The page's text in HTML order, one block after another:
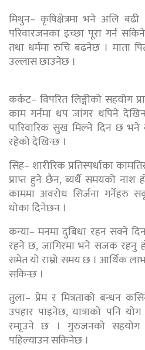
मिथुन– कृषिक्षेत्रमा भने अलि बढी
परिवारजनका इच्छा पूरा गर्न
तथा धर्ममा रुचि बढनेछ । माता
उल्लास छाउनेछ ।
कर्कट– विपरित लिङ्गीको सहयोग
काम गर्नमा थप जांगर थपिने
पारिवारिक सुख मिल्ने दिन छ भने
रहेको देखिन्छ ।
सिंह– शारीरिक प्रतिस्पर्धाका
प्राप्त हुने छैन, ब्यर्थै समयको नाश
काममा अवरोध सिर्जना गर्नेहरु
धोका दिेनेछन ।
कन्या– मनमा दुबिधा रहन सक्ने
रहने छ, जागिरमा भने सजक रहनु
समेत यो राम्रो समय छ । आर्थिक
सकिन्छ ।
तुला– प्रेम र मित्रताको बन्धन
उपहार पाइनेछ, यात्राको पनि
रमाृउने छ । गुरुजनको सहयोग
पहिल्याउन सकिनेछ ।